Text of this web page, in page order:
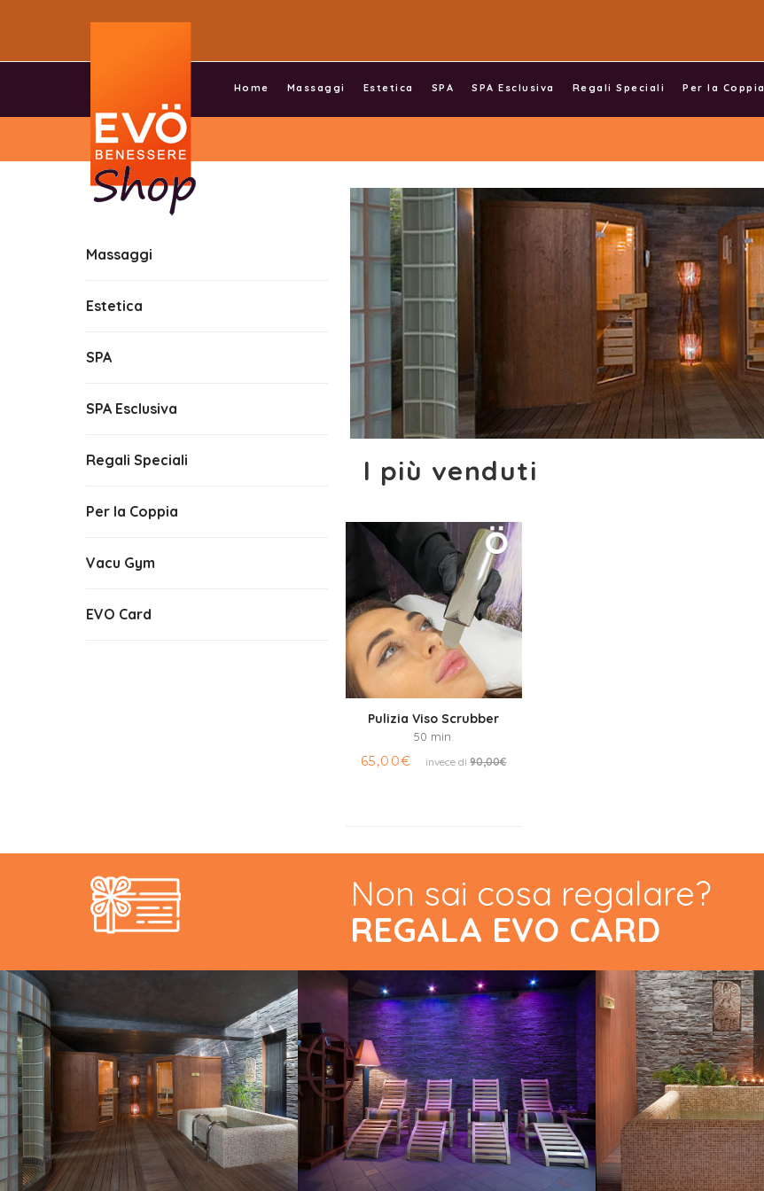
Home Massaggi Estetica SPA SPA Esclusiva Regali Speciali Per la Coppia
Massaggi
Estetica
SPA
SPA Esclusiva
Regali Speciali
Per la Coppia
Vacu Gym
EVO Card
I più venduti
Pulizia Viso Scrubber
50 min.
65,00€ invece di90,00€
Non sai cosa regalare?
REGALA EVO CARD